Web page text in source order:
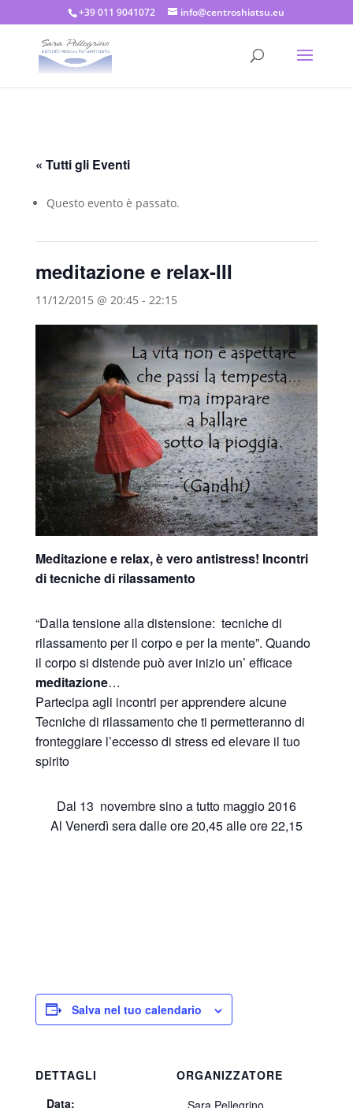
+39 011 9041072 info@centroshiatsu.eu
« Tutti gli Eventi
Questo evento è passato.
meditazione e relax-III
11/12/2015 @ 20:45 - 22:15
Meditazione e relax, è vero antistress! Incontri
di tecniche di rilassamento
“Dalla tensione alla distensione: tecniche di
rilassamento per il corpo e per la mente”. Quando
il corpo si distende può aver inizio un’ efficace
meditazione…
Partecipa agli incontri per apprendere alcune
Tecniche di rilassamento che ti permetteranno di
fronteggiare l’eccesso di stress ed elevare il tuo
spirito
Dal 13 novembre sino a tutto maggio 2016
Al Venerdì sera dalle ore 20,45 alle ore 22,15
Salva nel tuo calendario
DETTAGLI
Data:
ORGANIZZATORE
Sara Pellegrino